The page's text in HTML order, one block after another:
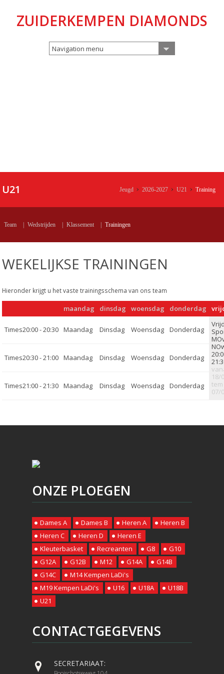
ZUIDERKEMPEN DIAMONDS
Navigation menu
U21 Jeugd 2026-2027 U21 Training
Team Wedstrijden Klassement Trainingen
WEKELIJKSE TRAININGEN
Hieronder krijgt u het vaste trainingsschema van ons team
maandag dinsdag woensdag donderdag
20:00 - 20:30
18/
tem
07/
20:30 - 21:00
21:00 - 21:30
ONZE PLOEGEN
Dames A Dames B Heren A
Heren B
Heren C
Heren D
Heren E
Kleuterbasket
Recreanten G8
G10
G12A
G12B M12 G14A
G14B
G14C
M14 Kempen LaDi's
M19 Kempen LaDi's
U16 U18A
U18B
U21
CONTACTGEGEVENS
SECRETARIAAT: